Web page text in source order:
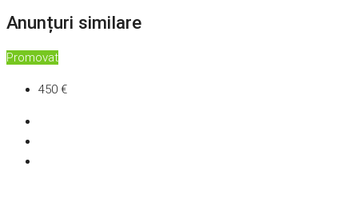
Anunțuri similare
Promovat
450 €